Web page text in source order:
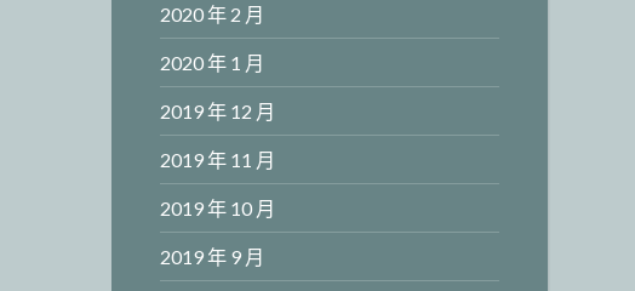
2020 年 2 月
2020 年 1 月
2019 年 12 月
2019 年 11 月
2019 年 10 月
2019 年 9 月